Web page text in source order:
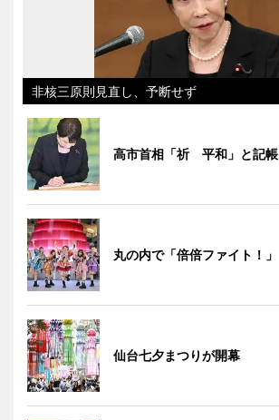
非核三原則見直し、予断せず
高市首相「祈 平和」と記帳
丸の内で「倍倍ファイト！」
仙台七夕まつりが開幕